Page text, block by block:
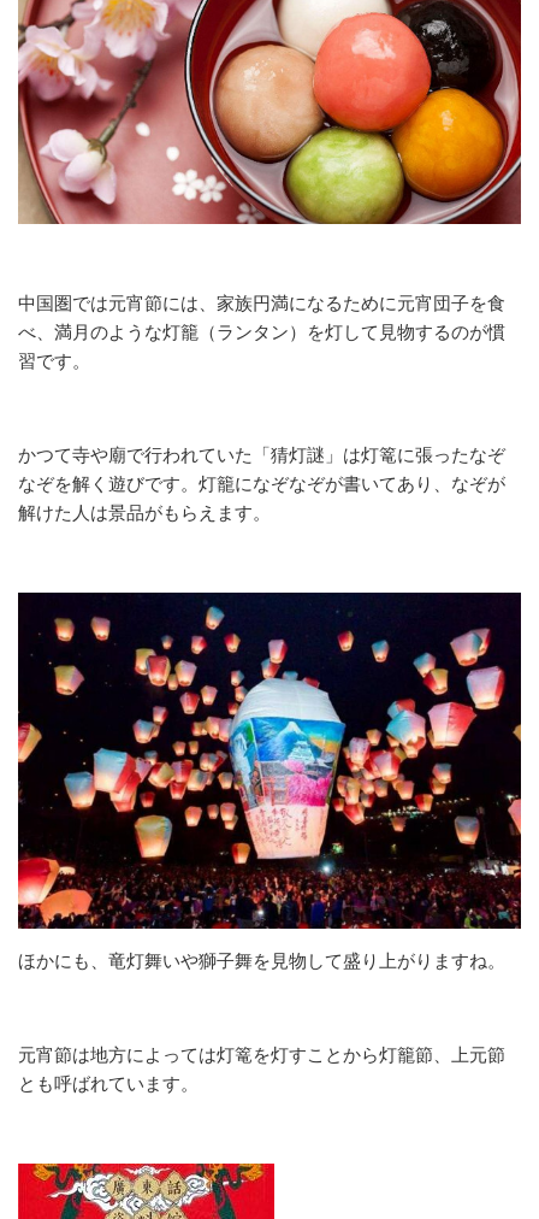
中国圏では元宵節には、家族円満になるために元宵団子を食
べ、満月のような灯籠（ランタン）を灯して見物するのが慣
習です。
かつて寺や廟で行われていた「猜灯謎」は灯篭に張ったなぞ
なぞを解く遊びです。灯籠になぞなぞが書いてあり、なぞが
解けた人は景品がもらえます。
ほかにも、竜灯舞いや獅子舞を見物して盛り上がりますね。
元宵節は地方によっては灯篭を灯すことから灯籠節、上元節
とも呼ばれています。